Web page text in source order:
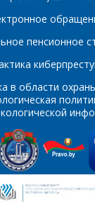
пенсионное
в области
*
товар/
их количество
*
товар/
*